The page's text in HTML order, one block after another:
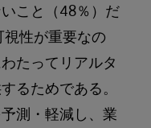
こと（48％）だ
性が重要なの
たってリアルタ
るためである。
測・軽減し、業